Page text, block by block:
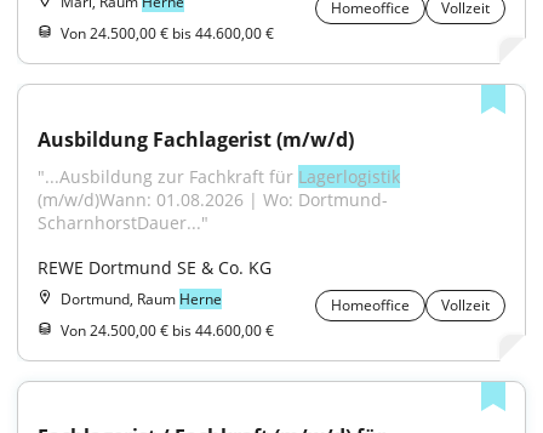
Homeoffice
Vollzeit
Von 24.500,00 € bis 44.600,00 €
Ausbildung Fachlagerist (m/w/d)
"...Ausbildung zur Fachkraft für Lagerlogistik
(m/w/d)Wann: 01.08.2026 | Wo: Dortmund-
ScharnhorstDauer..."
REWE Dortmund SE & Co. KG
Dortmund, Raum Herne Homeoffice
Vollzeit
Von 24.500,00 € bis 44.600,00 €